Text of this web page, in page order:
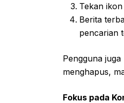
Tekan ikon
Berita
pencarian
Pengguna
menghapus,
Fokus pada